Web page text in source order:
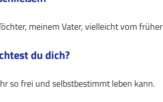
meinem Vater, vielleicht vom
du dich?
so frei und selbstbestimmt leben kann.